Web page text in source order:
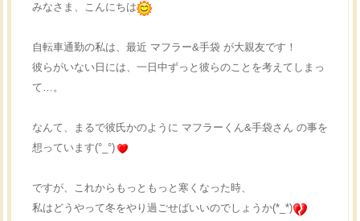
みなさま、こんにちは
自転車通勤の私は、最近 マフラー&手袋 が大親友です！
彼らがいない日には、一日中ずっと彼らのことを考えてしまっ
て…。
なんて、まるで彼氏かのように マフラーくん&手袋さん の事を
想っています(°_°)
ですが、これからもっともっと寒くなった時、
私はどうやって冬をやり過ごせばいいのでしょうか(*_*)